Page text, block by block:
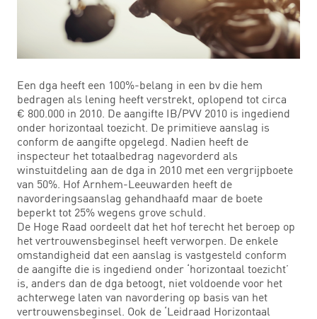
Een dga heeft een 100%-belang in een bv die hem
bedragen als lening heeft verstrekt, oplopend tot circa
€ 800.000 in 2010. De aangifte IB/PVV 2010 is ingediend
onder horizontaal toezicht. De primitieve aanslag is
conform de aangifte opgelegd. Nadien heeft de
inspecteur het totaalbedrag nagevorderd als
winstuitdeling aan de dga in 2010 met een vergrijpboete
van 50%. Hof Arnhem-Leeuwarden heeft de
navorderingsaanslag gehandhaafd maar de boete
beperkt tot 25% wegens grove schuld.
De Hoge Raad oordeelt dat het hof terecht het beroep op
het vertrouwensbeginsel heeft verworpen. De enkele
omstandigheid dat een aanslag is vastgesteld conform
de aangifte die is ingediend onder ‘horizontaal toezicht’
is, anders dan de dga betoogt, niet voldoende voor het
achterwege laten van navordering op basis van het
vertrouwensbeginsel. Ook de ‘Leidraad Horizontaal